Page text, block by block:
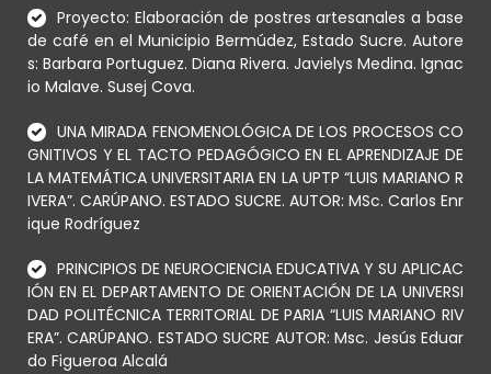
Proyecto: Elaboración de postres artesanales a base
de café en el Municipio Bermúdez, Estado Sucre. Autore
s: Barbara Portuguez. Diana Rivera. Javielys Medina. Ignac
io Malave. Susej Cova.
UNA MIRADA FENOMENOLÓGICA DE LOS PROCESOS CO
GNITIVOS Y EL TACTO PEDAGÓGICO EN EL APRENDIZAJE DE
LA MATEMÁTICA UNIVERSITARIA EN LA UPTP “LUIS MARIANO R
IVERA”. CARÚPANO. ESTADO SUCRE. AUTOR: MSc. Carlos Enr
ique Rodríguez
PRINCIPIOS DE NEUROCIENCIA EDUCATIVA Y SU APLICAC
IÓN EN EL DEPARTAMENTO DE ORIENTACIÓN DE LA UNIVERSI
DAD POLITÉCNICA TERRITORIAL DE PARIA “LUIS MARIANO RIV
ERA”. CARÚPANO. ESTADO SUCRE AUTOR: Msc. Jesús Eduar
do Figueroa Alcalá